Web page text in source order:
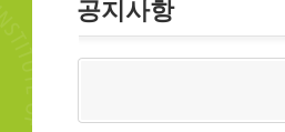
공지사항